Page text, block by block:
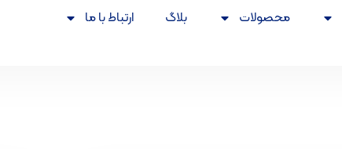
محصولات بلاگ ارتباط با ما